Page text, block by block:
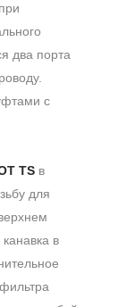
два порта
с
TS в
для
в